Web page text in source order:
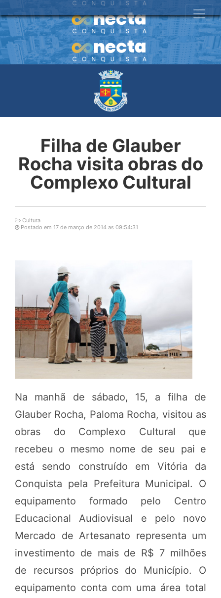
Filha de Glauber
Rocha visita obras do
Complexo Cultural
Cultura
Postado em 17 de março de 2014 as 09:54:31
Na manhã de sábado, 15, a filha de
Glauber Rocha, Paloma Rocha, visitou as
obras do Complexo Cultural que
recebeu o mesmo nome de seu pai e
está sendo construído em Vitória da
Conquista pela Prefeitura Municipal. O
equipamento formado pelo Centro
Educacional Audiovisual e pelo novo
Mercado de Artesanato representa um
investimento de mais de R$ 7 milhões
de recursos próprios do Município. O
equipamento conta com uma área total